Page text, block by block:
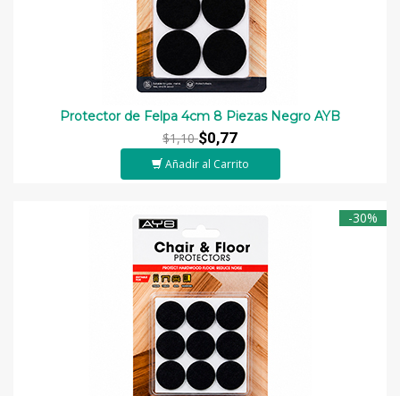
Protector de Felpa 4cm 8 Piezas Negro AYB
$1,10$0,77
Añadir al Carrito
-30%